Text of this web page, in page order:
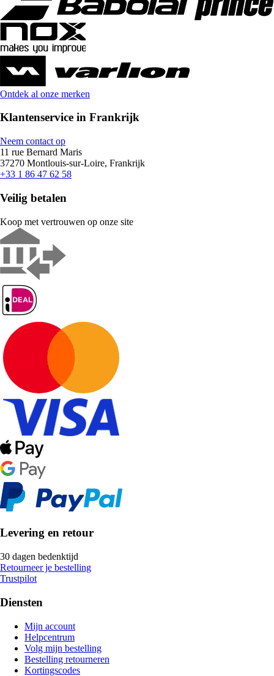
Ontdek al onze merken
Klantenservice in Frankrijk
Neem contact op
11 rue Bernard Maris
37270 Montlouis-sur-Loire, Frankrijk
+33 1 86 47 62 58
Veilig betalen
Koop met vertrouwen op onze site
Levering en retour
30 dagen bedenktijd
Retourneer je bestelling
Trustpilot
Diensten
Mijn account
Helpcentrum
Volg mijn bestelling
Bestelling retourneren
Kortingscodes